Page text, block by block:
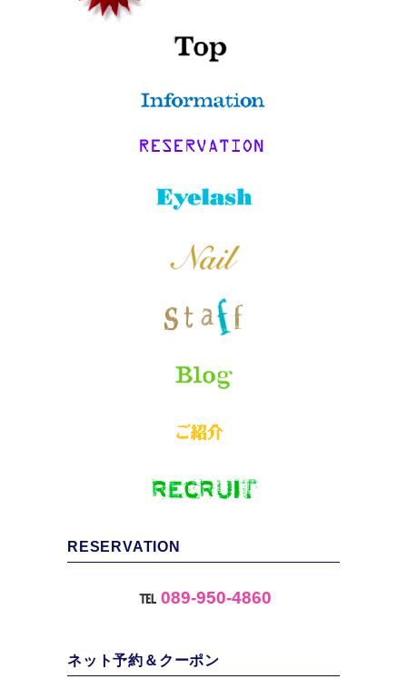
RESERVATION
℡ 089-950-4860
ネット予約＆クーポン